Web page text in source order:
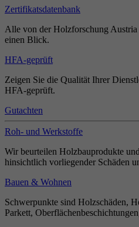
Zertifikatsdatenbank
Alle von der Holzforschung
einen Blick.
HFA-geprüft
Zeigen Sie die Qualität Ihrer
HFA-geprüft.
Gutachten
Roh- und Werkstoffe
Wir beurteilen Holzbauprodukte
hinsichtlich vorliegender Schäden
Bauen & Wohnen
Schwerpunkte sind Holzschäden,
Parkett,